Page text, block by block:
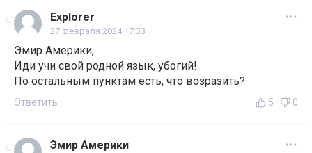
Explorer
27 февраля 2024 17:33
Эмир Америки,
Иди учи свой родной язык, убогий!
По остальным пунктам есть, что возразить?
Ответить 5 0
Эмир Америки